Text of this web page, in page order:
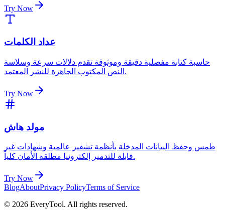
Try Now
عداد الكلمات
حاسبة كتابة مفصلية دقيقة وموثوقة تقدم دلالات سرعة وسلاسة
النص المكتوب الجاهزة للنشر المعتمد.
Try Now
مولد هاش
طمس وحفظ البيانات المدخلة بأنظمة تشفير عالمية وشهادات غير
قابلة للتدمير إلكترونيا مطلقة الأمان كلياً.
Try Now
BlogAboutPrivacy PolicyTerms of Service
© 2026 EveryTool. All rights reserved.